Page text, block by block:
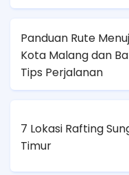
Panduan Rute
Kota Malang dan
Tips Perjalanan
7 Lokasi Rafting
Timur